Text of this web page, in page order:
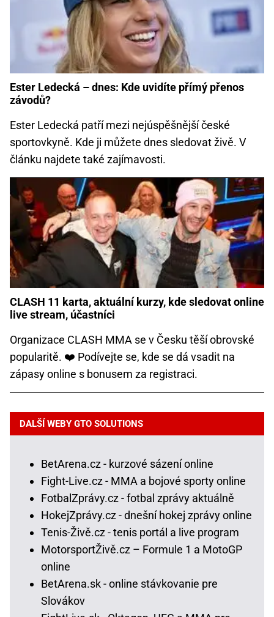
Ester Ledecká – dnes: Kde uvidíte přímý přenos
závodů?
Ester Ledecká patří mezi nejúspěšnější české
sportovkyně. Kde ji můžete dnes sledovat živě. V
článku najdete také zajímavosti.
CLASH 11 karta, aktuální kurzy, kde sledovat online
live stream, účastníci
Organizace CLASH MMA se v Česku těší obrovské
popularitě. ❤️ Podívejte se, kde se dá vsadit na
zápasy online s bonusem za registraci.
DALŠÍ WEBY GTO SOLUTIONS
BetArena.cz - kurzové sázení online
Fight-Live.cz - MMA a bojové sporty online
FotbalZprávy.cz - fotbal zprávy aktuálně
HokejZprávy.cz - dnešní hokej zprávy online
Tenis-Živě.cz - tenis portál a live program
MotorsportŽivě.cz – Formule 1 a MotoGP
online
BetArena.sk - online stávkovanie pre
Slovákov